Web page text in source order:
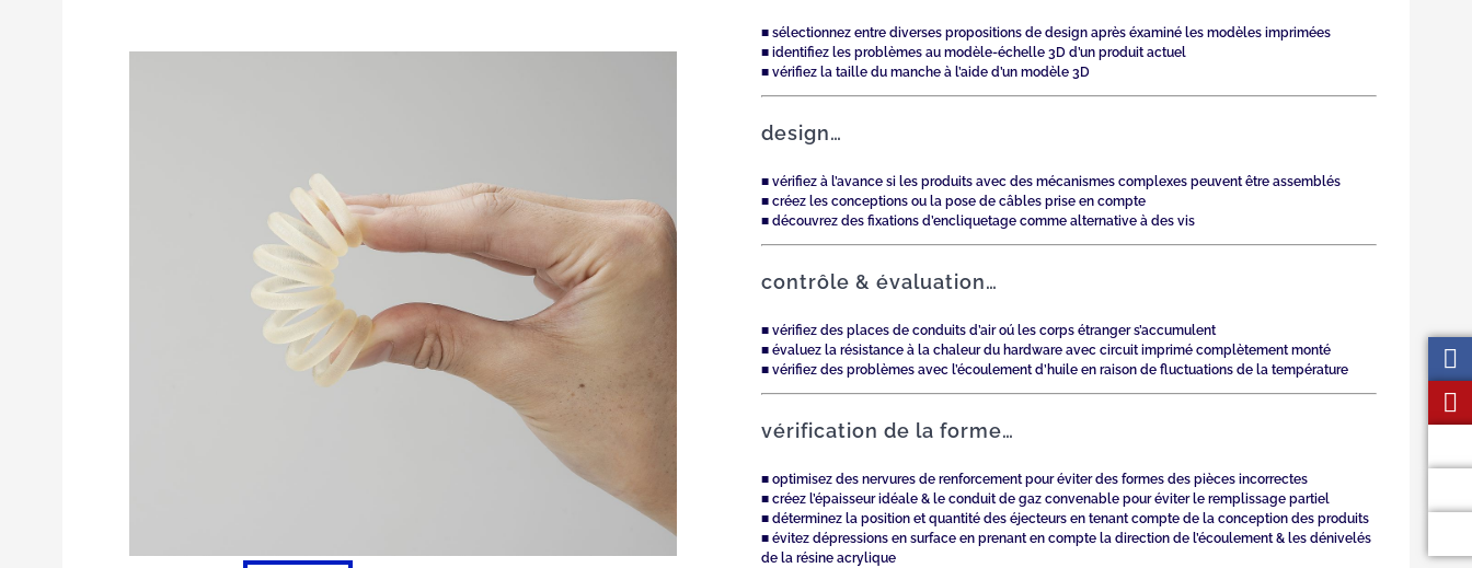
■ sélectionnez entre diverses propositions de design après éxaminé les modèles imprimées
■ identifiez les problèmes au modèle-échelle 3D d’un produit actuel
■ vérifiez la taille du manche à l’aide d’un modèle 3D
design…
■ vérifiez à l’avance si les produits avec des mécanismes complexes peuvent être assemblés
■ créez les conceptions ou la pose de câbles prise en compte
■ découvrez des fixations d’encliquetage comme alternative à des vis
contrôle & évaluation…
■ vérifiez des places de conduits d’air oú les corps étranger s’accumulent
■ évaluez la résistance à la chaleur du hardware avec circuit imprimé complètement monté
■ vérifiez des problèmes avec l’écoulement d’huile en raison de fluctuations de la température
vérification de la forme…
■ optimisez des nervures de renforcement pour éviter des formes des pièces incorrectes
■ créez l’épaisseur idéale & le conduit de gaz convenable pour éviter le remplissage partiel
■ déterminez la position et quantité des éjecteurs en tenant compte de la conception des produits
■ évitez dépressions en surface en prenant en compte la direction de l’écoulement & les dénivelés
de la résine acrylique